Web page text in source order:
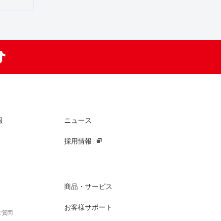
質問
ニュース
採用情報
商品・サービス
お客様サポート